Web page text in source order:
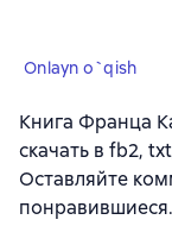
Onlayn o`qish
Книга Франца
скачать в fb2,
Оставляйте
понравившиеся.